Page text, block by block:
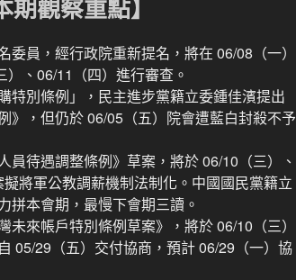
期觀察重點】
委員，經行政院重新提名，將在 06/08（一）
、06/11（四）進行審查。
特別條例」，民主進步黨籍立委鍾佳濱提出
》，但仍於 06/05（五）院會遭藍白封殺不予
員待遇調整條例》草案，將於 06/10（三）、
將軍公教調薪機制法制化。中國國民黨籍立
拼本會期，最慢下會期三讀。
未來帳戶特別條例草案》，將於 06/10（三）
05/29（五）交付協商，預計 06/29（一）協